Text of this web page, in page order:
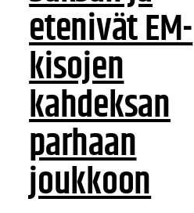
etenivät EM-
kisojen
kahdeksan
parhaan
joukkoon